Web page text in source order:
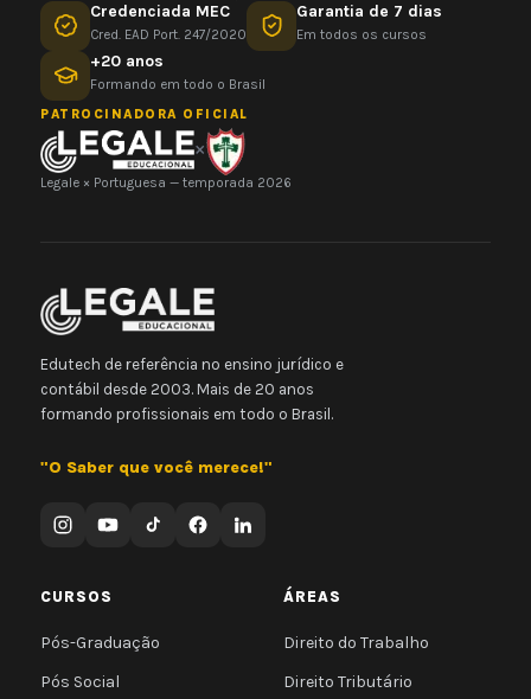
Credenciada MEC
Cred. EAD Port. 247/2020
Garantia de 7 dias
Em todos os cursos
+20 anos
Formando em todo o Brasil
PATROCINADORA OFICIAL
×
Legale × Portuguesa — temporada 2026
Edutech de referência no ensino jurídico e
contábil desde 2003. Mais de 20 anos
formando profissionais em todo o Brasil.
"O Saber que você merece!"
CURSOS
Pós-Graduação
Pós Social
ÁREAS
Direito do Trabalho
Direito Tributário